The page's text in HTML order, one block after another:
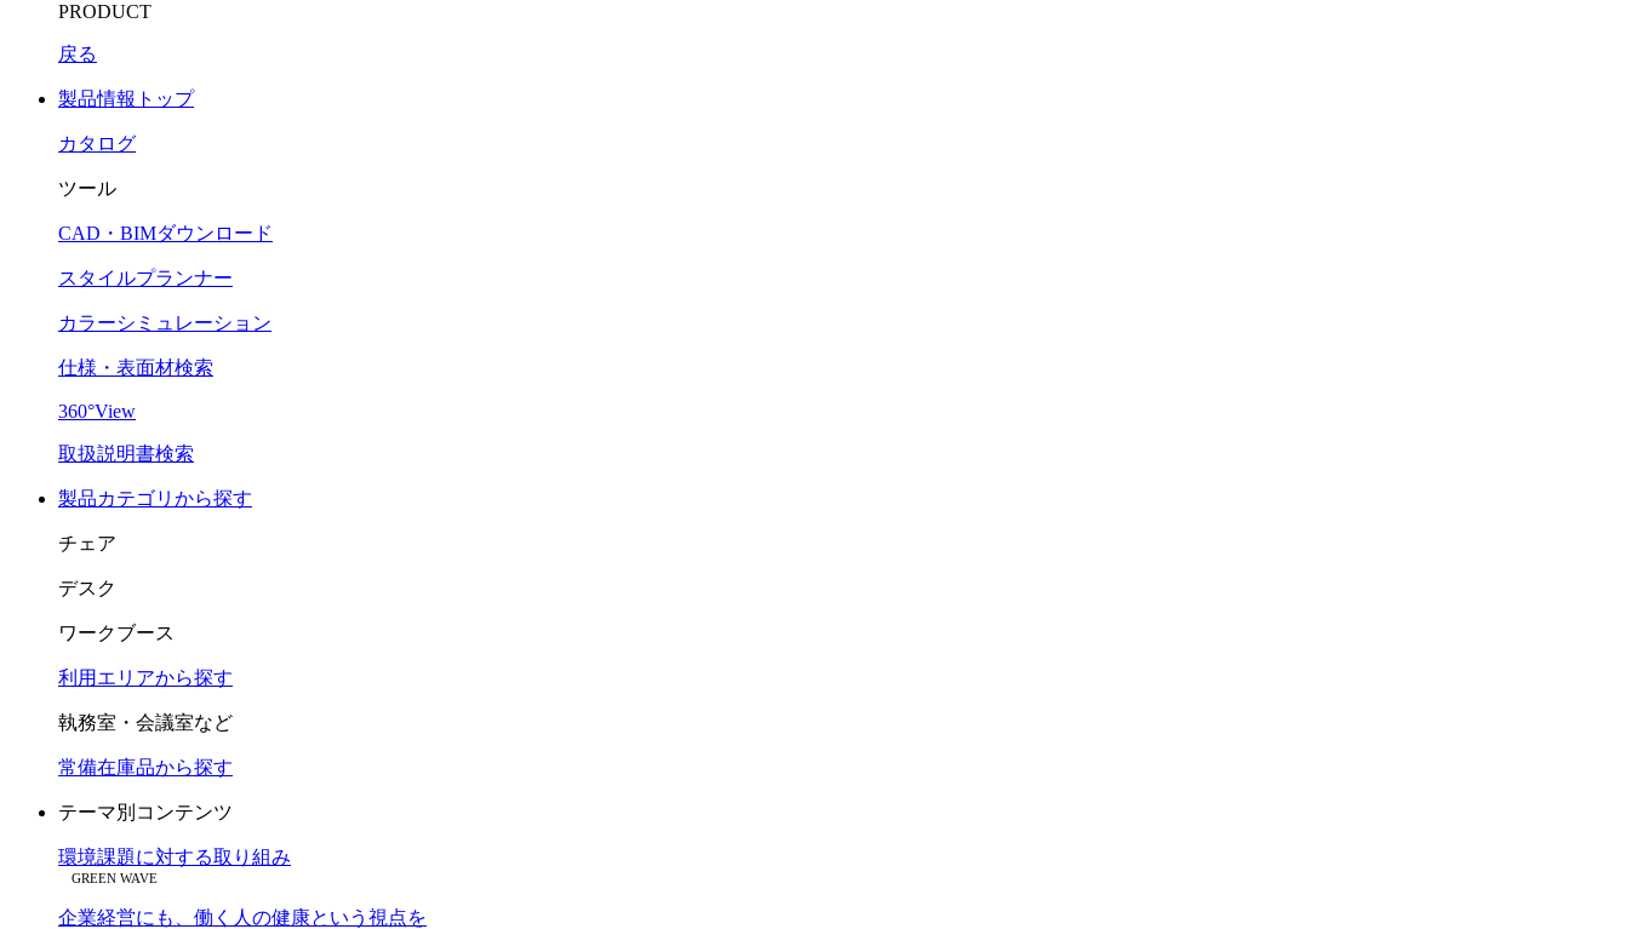
PRODUCT
戻る
製品情報トップ
カタログ
ツール
CAD・BIMダウンロード
スタイルプランナー
カラーシミュレーション
仕様・表面材検索
360°View
取扱説明書検索
製品カテゴリから探す
チェア
デスク
ワークブース
利用エリアから探す
執務室・会議室など
常備在庫品から探す
テーマ別コンテンツ
環境課題に対する取り組み
GREEN WAVE
企業経営にも、働く人の健康という視点を